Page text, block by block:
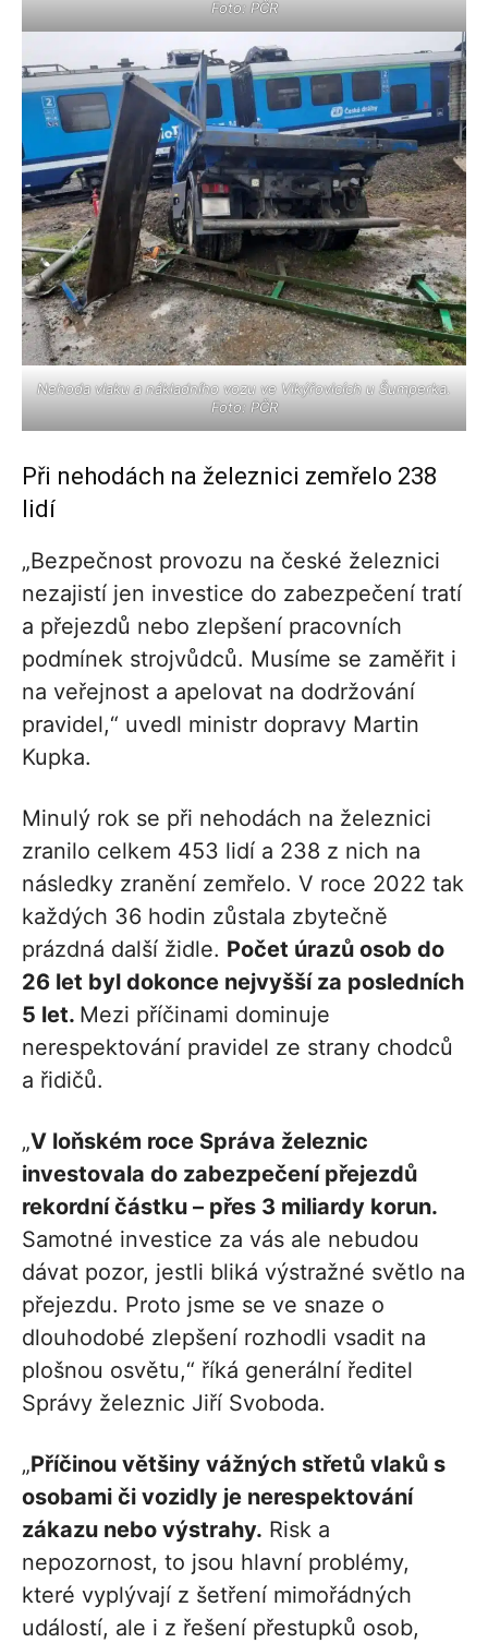
Foto: PČR
Nehoda vlaku a nákladního vozu ve Vikýřovicích u Šumperka.
Foto: PČR
Při nehodách na železnici zemřelo 238
lidí
„Bezpečnost provozu na české železnici
nezajistí jen investice do zabezpečení tratí
a přejezdů nebo zlepšení pracovních
podmínek strojvůdců. Musíme se zaměřit i
na veřejnost a apelovat na dodržování
pravidel,“ uvedl ministr dopravy Martin
Kupka.
Minulý rok se při nehodách na železnici
zranilo celkem 453 lidí a 238 z nich na
následky zranění zemřelo. V roce 2022 tak
každých 36 hodin zůstala zbytečně
prázdná další židle. Počet úrazů osob do
26 let byl dokonce nejvyšší za posledních
5 let. Mezi příčinami dominuje
nerespektování pravidel ze strany chodců
a řidičů.
„V loňském roce Správa železnic
investovala do zabezpečení přejezdů
rekordní částku – přes 3 miliardy korun.
Samotné investice za vás ale nebudou
dávat pozor, jestli bliká výstražné světlo na
přejezdu. Proto jsme se ve snaze o
dlouhodobé zlepšení rozhodli vsadit na
plošnou osvětu,“ říká generální ředitel
Správy železnic Jiří Svoboda.
„Příčinou většiny vážných střetů vlaků s
osobami či vozidly je nerespektování
zákazu nebo výstrahy. Risk a
nepozornost, to jsou hlavní problémy,
které vyplývají z šetření mimořádných
událostí, ale i z řešení přestupků osob,